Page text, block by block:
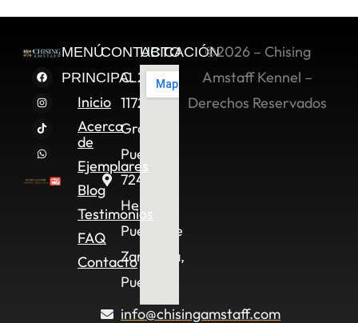
MENÚ
PRINCIPAL
Inicio
Acerca
de
Ejemplares
Blog
Testimonios
FAQ
Contacto
CONTACTO
C. 2 Sur
11722,
Granjas
Puebla,
72490
Heroica
Puebla de
Zaragoza,
Pue.
info@chisingamstaff.com
UBICACIÓN©2026 – Chising
Amstaff Kennel –
Derechos Reservados